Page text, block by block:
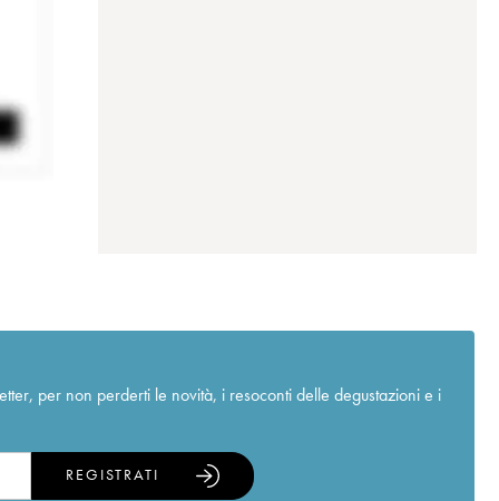
per non perderti le novità, i resoconti delle degustazioni e i
REGISTRATI